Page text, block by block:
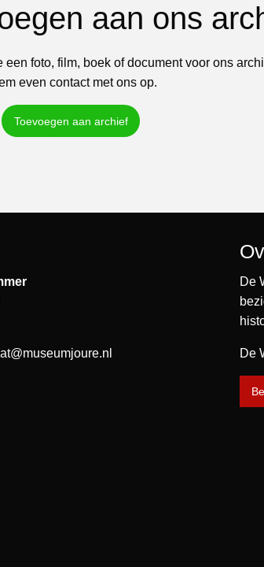
aan ons
foto, film, boek of document voor ons
even contact met ons op.
Toevoegen aan archief
De
De